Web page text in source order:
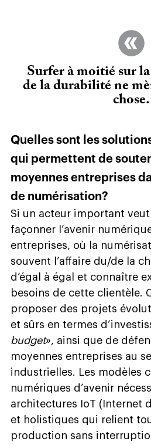
Surfer à moitié sur
de la durabilité ne
chose.
Quelles sont les
qui permettent de
moyennes entreprises
de numérisation?
Si un acteur important
façonner l’avenir
entreprises, où la
souvent l’affaire du/de la
d’égal à égal et connaître
besoins de cette clientèle.
proposer des projets
et sûrs en termes
budget», ainsi que de
moyennes entreprises au
industrielles. Les modèles
numériques d’avenir
architectures IoT (Internet
et holistiques qui relient
production sans